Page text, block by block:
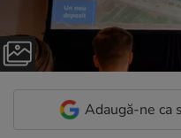
Adaugă-ne ca